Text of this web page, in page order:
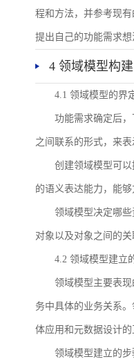
程和方法，并参考现
提出自己的功能需求
4 领域模型构建
4.1 领域模型的界
功能需求确定后
之间联系的形式，来
创建领域模型可
的语义表达能力，能
领域模型决定哪
对象以及对象之间的
4.2 领域模型建立
领域模型主要表
务中具体的业务关系
体应用和元数据设计
领域模型建立的